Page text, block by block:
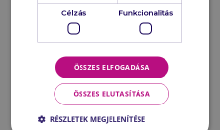
Célzás Funkcionalitás
ÖSSZES ELFOGADÁSA
ÖSSZES ELUTASÍTÁSA
RÉSZLETEK MEGJELENÍTÉSE